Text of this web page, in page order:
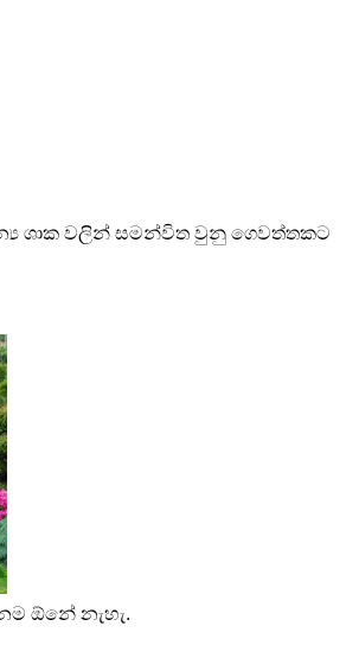
ශාක වලින් සමන්විත වුනු ගෙවත්තකට
ඕනේ නැහැ.